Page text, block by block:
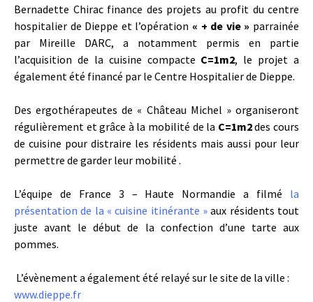
Bernadette Chirac finance des projets au profit du centre
hospitalier de Dieppe et l’opération « + de vie » parrainée
par Mireille DARC, a notamment permis en partie
l’acquisition de la cuisine compacte C=1m2, le projet a
également été financé par le Centre Hospitalier de Dieppe.
Des ergothérapeutes de « Château Michel » organiseront
régulièrement et grâce à la mobilité de la C=1m2des cours
de cuisine pour distraire les résidents mais aussi pour leur
permettre de garder leur mobilité .
L’équipe de France 3 – Haute Normandie a filmé la
présentation de la « cuisine itinérante » aux résidents tout
juste avant le début de la confection d’une tarte aux
pommes.
L’évènement a également été relayé sur le site de la ville :
www.dieppe.fr